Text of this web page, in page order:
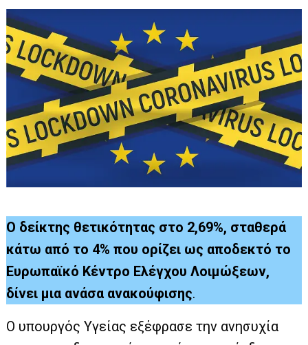
Ο δείκτης θετικότητας στο 2,69%, σταθερά
κάτω από το 4% που ορίζει ως αποδεκτό το
Ευρωπαϊκό Κέντρο Ελέγχου Λοιμώξεων,
δίνει μια ανάσα ανακούφισης.
Ο υπουργός Υγείας εξέφρασε την ανησυχία